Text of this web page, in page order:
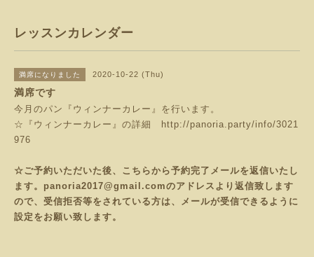
レッスンカレンダー
満席になりました 2020-10-22 (Thu)
満席です
今月のパン『ウィンナーカレー』を行います。
☆『ウィンナーカレー』の詳細
http://panoria.party/info/3021
976
☆ご予約いただいた後、こちらから予約完了メールを返信いたし
ます。panoria2017@gmail.comのアドレスより返信致します
ので、受信拒否等をされている方は、メールが受信できるように
設定をお願い致します。